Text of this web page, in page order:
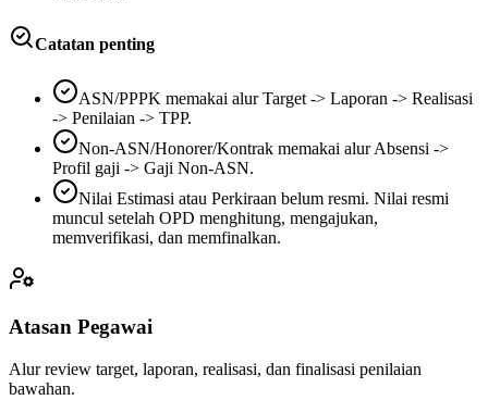
Catatan penting
ASN/PPPK memakai alur Target -> Laporan -> Realisasi
-> Penilaian -> TPP.
Non-ASN/Honorer/Kontrak memakai alur Absensi ->
Profil gaji -> Gaji Non-ASN.
Nilai Estimasi atau Perkiraan belum resmi. Nilai resmi
muncul setelah OPD menghitung, mengajukan,
memverifikasi, dan memfinalkan.
Atasan Pegawai
Alur review target, laporan, realisasi, dan finalisasi penilaian
bawahan.